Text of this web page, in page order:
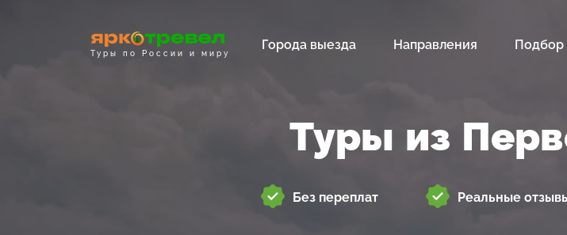
Туры по России и миру
Города выезда Направления Подбор
Туры из
Без переплат Реальные